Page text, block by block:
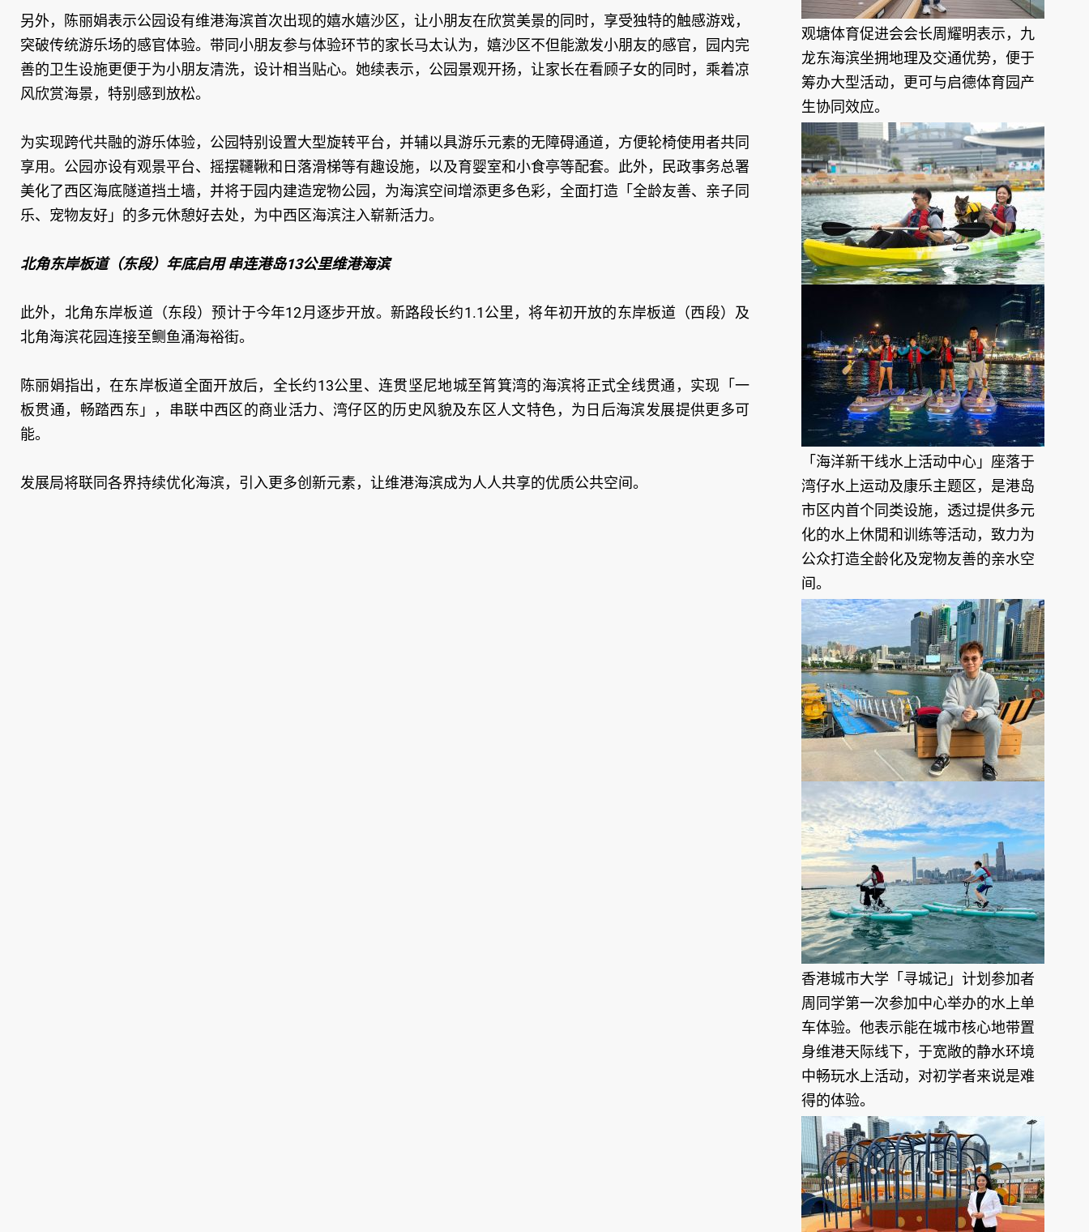
另外，陈丽娟表示公园设有维港海滨首次出现的嬉水嬉沙区，让小朋友在欣赏美景的同时，享受独特的触感游戏，
突破传统游乐场的感官体验。带同小朋友参与体验环节的家长马太认为，嬉沙区不但能激发小朋友的感官，园内完
善的卫生设施更便于为小朋友清洗，设计相当贴心。她续表示，公园景观开扬，让家长在看顾子女的同时，乘着凉
风欣赏海景，特别感到放松。
为实现跨代共融的游乐体验，公园特别设置大型旋转平台，并辅以具游乐元素的无障碍通道，方便轮椅使用者共同
享用。公园亦设有观景平台、摇摆韆鞦和日落滑梯等有趣设施，以及育婴室和小食亭等配套。此外，民政事务总署
美化了西区海底隧道挡土墙，并将于园内建造宠物公园，为海滨空间增添更多色彩，全面打造「全龄友善、亲子同
乐、宠物友好」的多元休憩好去处，为中西区海滨注入崭新活力。
北角东岸板道（东段）年底启用 串连港岛13公里维港海滨
此外，北角东岸板道（东段）预计于今年12月逐步开放。新路段长约1.1公里，将年初开放的东岸板道（西段）及
北角海滨花园连接至鲗鱼涌海裕街。
陈丽娟指出，在东岸板道全面开放后，全长约13公里、连贯坚尼地城至筲箕湾的海滨将正式全线贯通，实现「一
板贯通，畅踏西东」，串联中西区的商业活力、湾仔区的历史风貌及东区人文特色，为日后海滨发展提供更多可
能。
发展局将联同各界持续优化海滨，引入更多创新元素，让维港海滨成为人人共享的优质公共空间。
观塘体育促进会会长周耀明表示，九
龙东海滨坐拥地理及交通优势，便于
筹办大型活动，更可与启德体育园产
生协同效应。
「海洋新干线水上活动中心」座落于
湾仔水上运动及康乐主题区，是港岛
市区内首个同类设施，透过提供多元
化的水上休閒和训练等活动，致力为
公众打造全龄化及宠物友善的亲水空
间。
香港城市大学「寻城记」计划参加者
周同学第一次参加中心举办的水上单
车体验。他表示能在城市核心地带置
身维港天际线下，于宽敞的静水环境
中畅玩水上活动，对初学者来说是难
得的体验。